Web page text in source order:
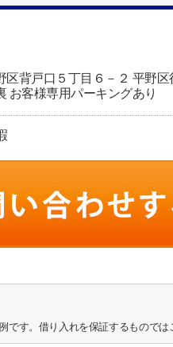
区背戸口５丁目６－２ 平野
お客様専用パーキングあり
す。借り入れを保証するものでは